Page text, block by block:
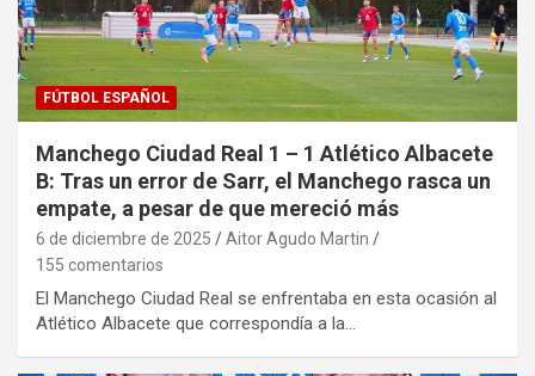
FÚTBOL ESPAÑOL
Manchego Ciudad Real 1 – 1 Atlético Albacete
B: Tras un error de Sarr, el Manchego rasca un
empate, a pesar de que mereció más
6 de diciembre de 2025
Aitor Agudo Martin
155 comentarios
El Manchego Ciudad Real se enfrentaba en esta ocasión al
Atlético Albacete que correspondía a la…